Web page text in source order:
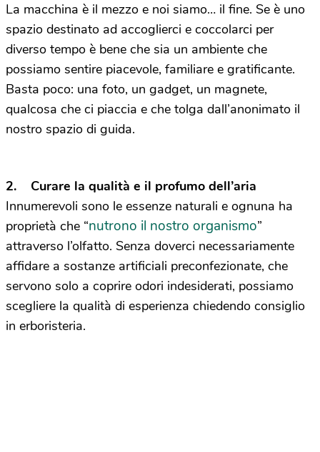
La macchina è il mezzo e noi siamo… il fine. Se è uno
spazio destinato ad accoglierci e coccolarci per
diverso tempo è bene che sia un ambiente che
possiamo sentire piacevole, familiare e gratificante.
Basta poco: una foto, un gadget, un magnete,
qualcosa che ci piaccia e che tolga dall’anonimato il
nostro spazio di guida.
2. Curare la qualità e il profumo dell’aria
Innumerevoli sono le essenze naturali e ognuna ha
proprietà che “nutrono il nostro organismo”
attraverso l’olfatto. Senza doverci necessariamente
affidare a sostanze artificiali preconfezionate, che
servono solo a coprire odori indesiderati, possiamo
scegliere la qualità di esperienza chiedendo consiglio
in erboristeria.